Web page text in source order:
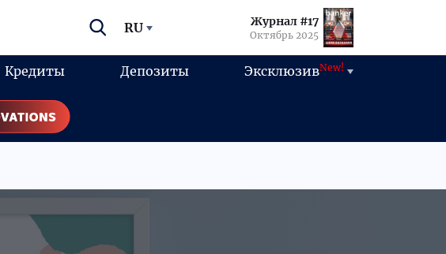
RU Журнал #17
Октябрь 2025
Кредиты Депозиты ЭксклюзивNew!